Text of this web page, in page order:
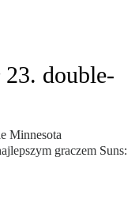
double-
Minnesota
graczem Suns: